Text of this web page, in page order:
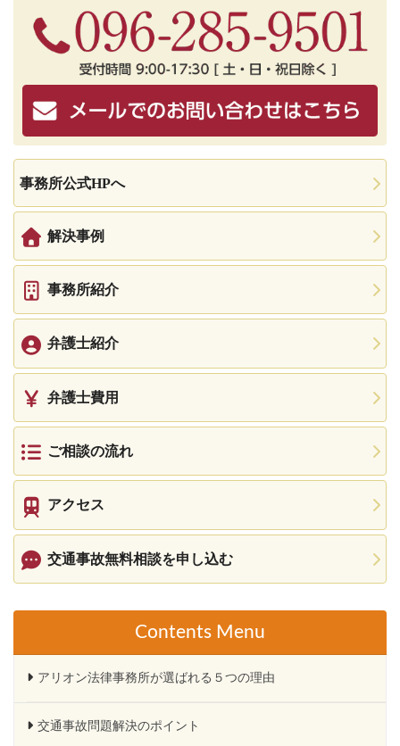
事務所公式HPへ
解決事例
事務所紹介
弁護士紹介
弁護士費用
ご相談の流れ
アクセス
交通事故無料相談を申し込む
Contents Menu
アリオン法律事務所が選ばれる５つの理由
交通事故問題解決のポイント